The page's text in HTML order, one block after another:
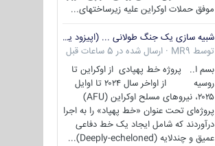
موفق حملات اوکراین علیه زیرساختهای...
شبیه سازی یک جنگ طولانی ... (اپیزود یکم : اوکراین )
توسط MR9
· ارسال شده در 5 ساعات قبل
بسم ا.. پروژه خط پهپادی از اوکراین تا
روسیه از اواخر سال ۲۰۲۴ تا اوایل
۲۰۲۵، نیروهای مسلح اوکراین (AFU)
پروژه‌ای تحت عنوان «خط پهپاد» را به اجرا
درآوردند که شامل ایجاد یک خط دفاعی
عمیق و چندلایه (Deeply-echeloned)...